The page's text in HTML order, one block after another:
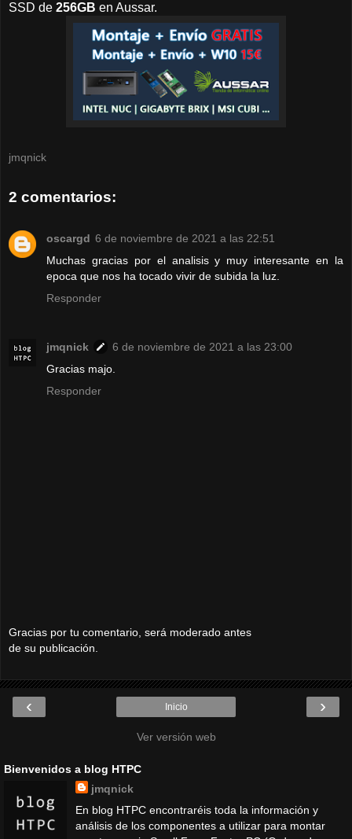
SSD de 256GB en Aussar.
jmqnick
2 comentarios:
oscargd 6 de noviembre de 2021 a las 22:51
Muchas gracias por el analisis y muy interesante en la
epoca que nos ha tocado vivir de subida la luz.
Responder
jmqnick
6 de noviembre de 2021 a las 23:00
Gracias majo.
Responder
Gracias por tu comentario, será moderado antes
de su publicación.
‹ ›
Inicio
Ver versión web
Bienvenidos a blog HTPC
jmqnick
En blog HTPC encontraréis toda la información y
análisis de los componentes a utilizar para montar